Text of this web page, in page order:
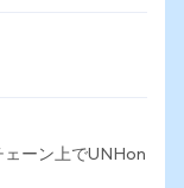
ェーン上でUNHon